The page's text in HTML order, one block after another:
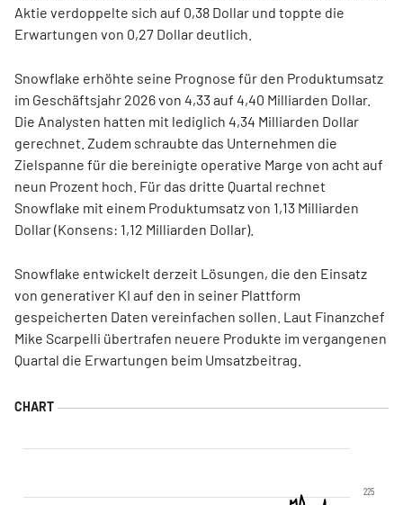
Aktie verdoppelte sich auf 0,38 Dollar und toppte die
Erwartungen von 0,27 Dollar deutlich.
Snowflake erhöhte seine Prognose für den Produktumsatz
im Geschäftsjahr 2026 von 4,33 auf 4,40 Milliarden Dollar.
Die Analysten hatten mit lediglich 4,34 Milliarden Dollar
gerechnet. Zudem schraubte das Unternehmen die
Zielspanne für die bereinigte operative Marge von acht auf
neun Prozent hoch. Für das dritte Quartal rechnet
Snowflake mit einem Produktumsatz von 1,13 Milliarden
Dollar (Konsens: 1,12 Milliarden Dollar).
Snowflake entwickelt derzeit Lösungen, die den Einsatz
von generativer KI auf den in seiner Plattform
gespeicherten Daten vereinfachen sollen. Laut Finanzchef
Mike Scarpelli übertrafen neuere Produkte im vergangenen
Quartal die Erwartungen beim Umsatzbeitrag.
225